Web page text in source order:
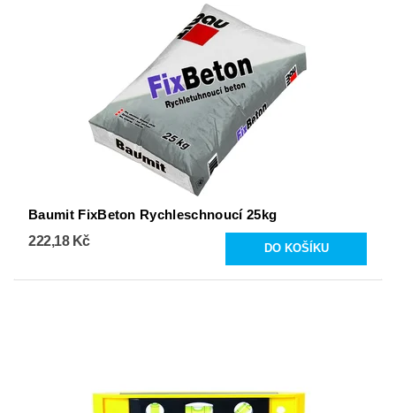
Baumit FixBeton Rychleschnoucí 25kg
222,18 Kč